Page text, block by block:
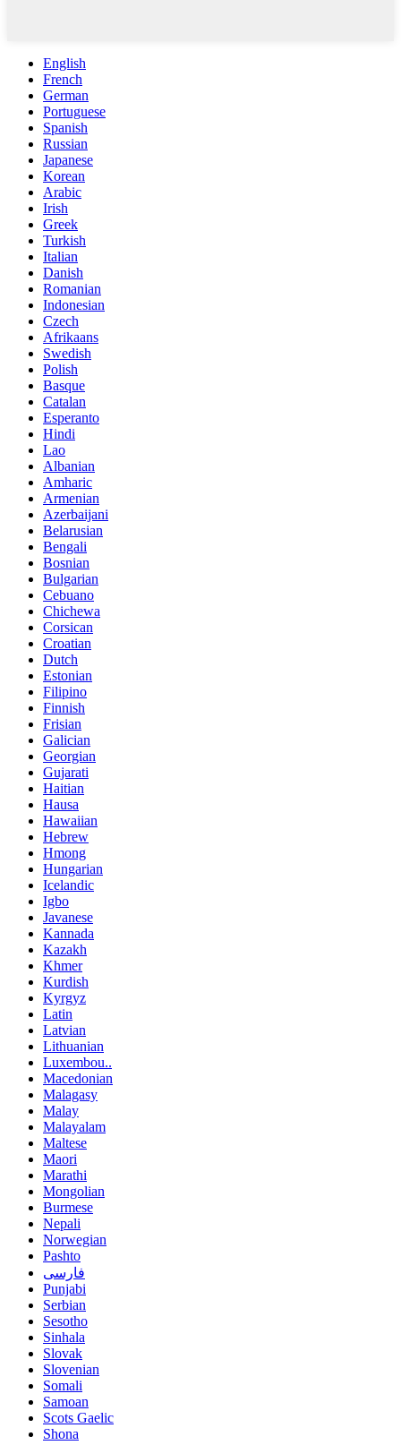
English
French
German
Portuguese
Spanish
Russian
Japanese
Korean
Arabic
Irish
Greek
Turkish
Italian
Danish
Romanian
Indonesian
Czech
Afrikaans
Swedish
Polish
Basque
Catalan
Esperanto
Hindi
Lao
Albanian
Amharic
Armenian
Azerbaijani
Belarusian
Bengali
Bosnian
Bulgarian
Cebuano
Chichewa
Corsican
Croatian
Dutch
Estonian
Filipino
Finnish
Frisian
Galician
Georgian
Gujarati
Haitian
Hausa
Hawaiian
Hebrew
Hmong
Hungarian
Icelandic
Igbo
Javanese
Kannada
Kazakh
Khmer
Kurdish
Kyrgyz
Latin
Latvian
Lithuanian
Luxembou..
Macedonian
Malagasy
Malay
Malayalam
Maltese
Maori
Marathi
Mongolian
Burmese
Nepali
Norwegian
Pashto
فارسی
Punjabi
Serbian
Sesotho
Sinhala
Slovak
Slovenian
Somali
Samoan
Scots Gaelic
Shona